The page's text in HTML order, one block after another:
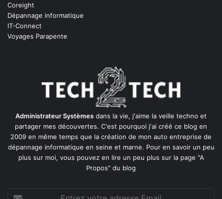
Coreight
Dépannage informatique
IT-Connect
Voyages Parapente
Administrateur Systèmes dans la vie, j'aime la veille techno et
partager mes découvertes. C'est pourquoi j'ai créé ce blog en
2009 en même temps que la création de mon auto entreprise de
dépannage informatique en seine et marne. Pour en savoir un peu
plus sur moi, vous pouvez en lire un peu plus sur la page "A
Propos" du blog
Entrez